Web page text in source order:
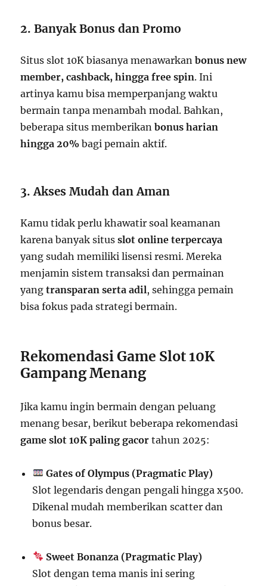
2. Banyak Bonus dan Promo
Situs slot 10K biasanya menawarkanbonus new
member, cashback, hingga free spin. Ini
artinya kamu bisa memperpanjang waktu
bermain tanpa menambah modal. Bahkan,
beberapa situs memberikanbonus harian
hingga 20% bagi pemain aktif.
3. Akses Mudah dan Aman
Kamu tidak perlu khawatir soal keamanan
karena banyak situsslot online terpercaya
yang sudah memiliki lisensi resmi. Mereka
menjamin sistem transaksi dan permainan
yangtransparan serta adil, sehingga pemain
bisa fokus pada strategi bermain.
Rekomendasi Game Slot 10K
Gampang Menang
Jika kamu ingin bermain dengan peluang
menang besar, berikut beberapa rekomendasi
game slot 10K paling gacor tahun 2025:
Gates of Olympus (Pragmatic Play)
Slot legendaris dengan pengali hingga x500.
Dikenal mudah memberikan scatter dan
bonus besar.
Sweet Bonanza (Pragmatic Play)
Slot dengan tema manis ini sering